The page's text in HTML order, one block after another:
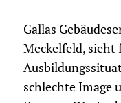
Gallas
Meckelfeld, sieht
schlechte Image